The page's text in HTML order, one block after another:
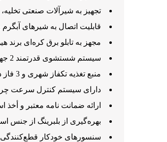
تجهیز به شیرآلات صنعتی
قابلیت اتصال به شیرهای
مجهز به تابلو برق کره‌ای برند
سیستم شستشوی قدرتمند 2 جهته. (میتوان جهت شستن البسه را به راست‌گرد و چپ‌گرد تنظیم نمود)
منبع تغذیه تکفاز شهری و 3 فاز در ظرفیتهای بسیار بالا
دارای سیستم کنترل سرعت
ارائه ضمانت نامه معتبر و أخذ
بهره‌گیری از بلبرینگ از جنس
سنسورهای خودکار